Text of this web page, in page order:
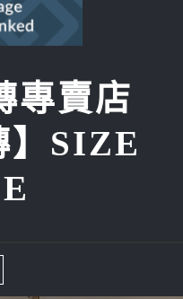
專賣店
】SIZE